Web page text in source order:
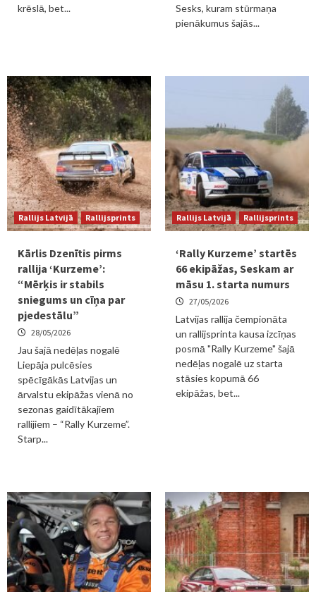
krēslā, bet...
Sesks, kuram stūrmaņa
pienākumus šajās...
Rallijs Latvijā Rallijsprints
Kārlis Dzenītis pirms
rallija ‘Kurzeme’:
“Mērķis ir stabils
sniegums un cīņa par
pjedestālu”
28/05/2026
Jau šajā nedēļas nogalē
Liepāja pulcēsies
spēcīgākās Latvijas un
ārvalstu ekipāžas vienā no
sezonas gaidītākajiem
rallijiem – “Rally Kurzeme”.
Starp...
Rallijs Latvijā Rallijsprints
‘Rally Kurzeme’ startēs
66 ekipāžas, Seskam ar
māsu 1. starta numurs
27/05/2026
Latvijas rallija čempionāta
un rallijsprinta kausa izcīņas
posmā "Rally Kurzeme" šajā
nedēļas nogalē uz starta
stāsies kopumā 66
ekipāžas, bet...